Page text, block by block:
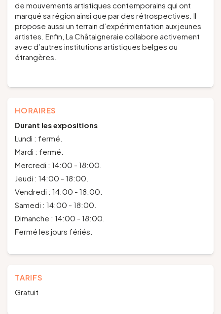
de mouvements artistiques contemporains qui ont
marqué sa région ainsi que par des rétrospectives. Il
propose aussi un terrain d’expérimentation aux jeunes
artistes. Enfin, La Châtaigneraie collabore activement
avec d’autres institutions artistiques belges ou
étrangères.
HORAIRES
Durant les expositions
Lundi : fermé.
Mardi : fermé.
Mercredi : 14:00 - 18:00.
Jeudi : 14:00 - 18:00.
Vendredi : 14:00 - 18:00.
Samedi : 14:00 - 18:00.
Dimanche : 14:00 - 18:00.
Fermé les jours fériés.
TARIFS
Gratuit